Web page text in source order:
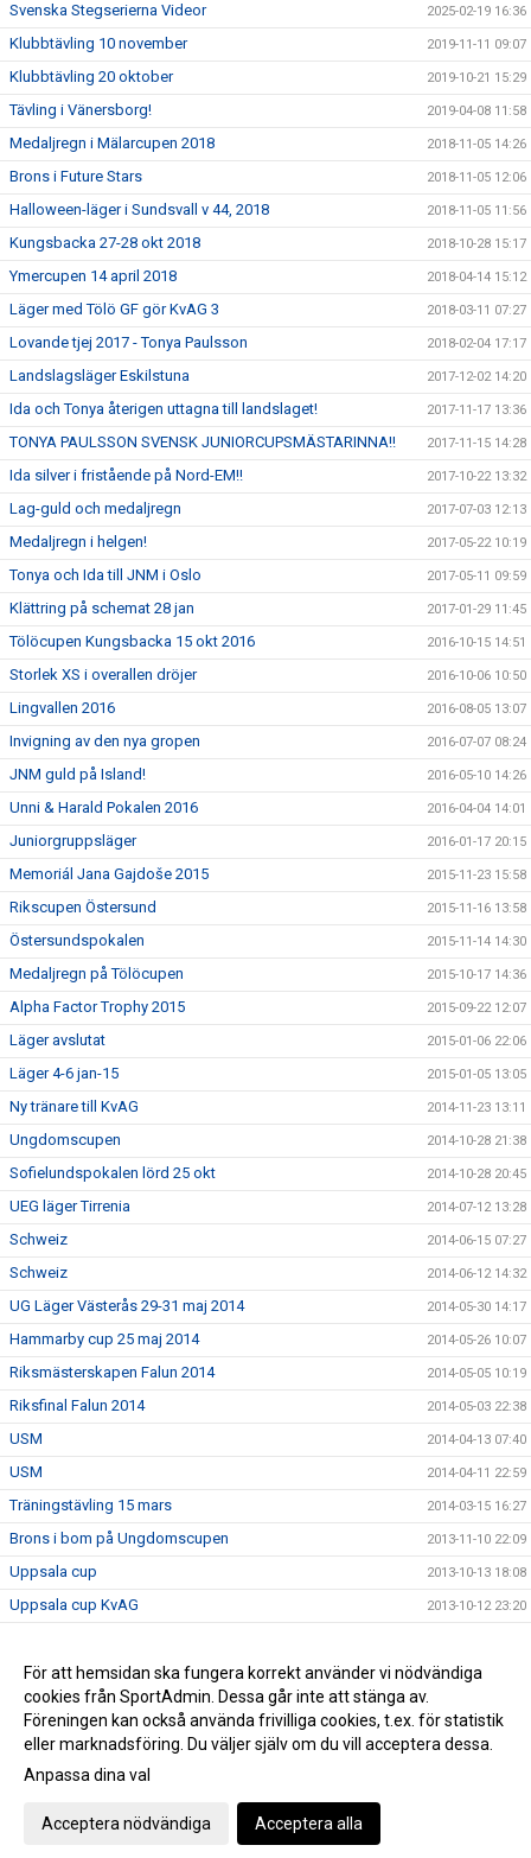
Svenska Stegserierna Videor 2025-02-19 16:36
Klubbtävling 10 november 2019-11-11 09:07
Klubbtävling 20 oktober 2019-10-21 15:29
Tävling i Vänersborg! 2019-04-08 11:58
Medaljregn i Mälarcupen 2018 2018-11-05 14:26
Brons i Future Stars 2018-11-05 12:06
Halloween-läger i Sundsvall v 44, 2018 2018-11-05 11:56
Kungsbacka 27-28 okt 2018 2018-10-28 15:17
Ymercupen 14 april 2018 2018-04-14 15:12
Läger med Tölö GF gör KvAG 3 2018-03-11 07:27
Lovande tjej 2017 - Tonya Paulsson 2018-02-04 17:17
Landslagsläger Eskilstuna 2017-12-02 14:20
Ida och Tonya återigen uttagna till landslaget! 2017-11-17 13:36
TONYA PAULSSON SVENSK JUNIORCUPSMÄSTARINNA!! 2017-11-15 14:28
Ida silver i fristående på Nord-EM!! 2017-10-22 13:32
Lag-guld och medaljregn 2017-07-03 12:13
Medaljregn i helgen! 2017-05-22 10:19
Tonya och Ida till JNM i Oslo 2017-05-11 09:59
Klättring på schemat 28 jan 2017-01-29 11:45
Tölöcupen Kungsbacka 15 okt 2016 2016-10-15 14:51
Storlek XS i overallen dröjer 2016-10-06 10:50
Lingvallen 2016 2016-08-05 13:07
Invigning av den nya gropen 2016-07-07 08:24
JNM guld på Island! 2016-05-10 14:26
Unni & Harald Pokalen 2016 2016-04-04 14:01
Juniorgruppsläger 2016-01-17 20:15
Memoriál Jana Gajdoše 2015 2015-11-23 15:58
Rikscupen Östersund 2015-11-16 13:58
Östersundspokalen 2015-11-14 14:30
Medaljregn på Tölöcupen 2015-10-17 14:36
Alpha Factor Trophy 2015 2015-09-22 12:07
Läger avslutat 2015-01-06 22:06
Läger 4-6 jan-15 2015-01-05 13:05
Ny tränare till KvAG 2014-11-23 13:11
Ungdomscupen 2014-10-28 21:38
Sofielundspokalen lörd 25 okt 2014-10-28 20:45
UEG läger Tirrenia 2014-07-12 13:28
Schweiz 2014-06-15 07:27
Schweiz 2014-06-12 14:32
UG Läger Västerås 29-31 maj 2014 2014-05-30 14:17
Hammarby cup 25 maj 2014 2014-05-26 10:07
Riksmästerskapen Falun 2014 2014-05-05 10:19
Riksfinal Falun 2014 2014-05-03 22:38
USM 2014-04-13 07:40
USM 2014-04-11 22:59
Träningstävling 15 mars 2014-03-15 16:27
Brons i bom på Ungdomscupen 2013-11-10 22:09
Uppsala cup 2013-10-13 18:08
Uppsala cup KvAG 2013-10-12 23:20
Uppsalacupen 2013-10-12 14:16
Uppsala Cup 2013-10-12 10:01
Gå till Webbversion
För att hemsidan ska fungera korrekt använder vi nödvändiga
cookies från SportAdmin. Dessa går inte att stänga av.
Föreningen kan också använda frivilliga cookies, t.ex. för statistik
eller marknadsföring. Du väljer själv om du vill acceptera dessa.
Anpassa dina val
Acceptera nödvändiga Acceptera alla